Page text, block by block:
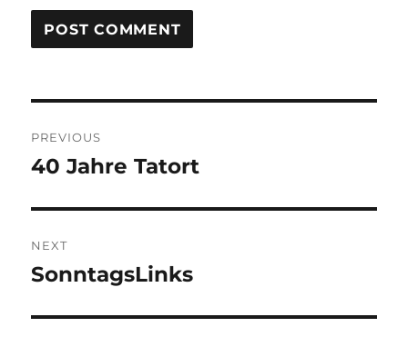
navigation
PREVIOUS
Previous
40 Jahre Tatort
NEXT
Next
SonntagsLinks